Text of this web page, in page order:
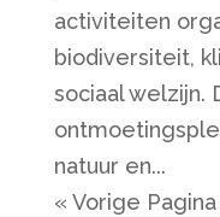
activiteiten
biodiversiteit,
sociaal welzijn.
natuur en...
« Vorige Pagina